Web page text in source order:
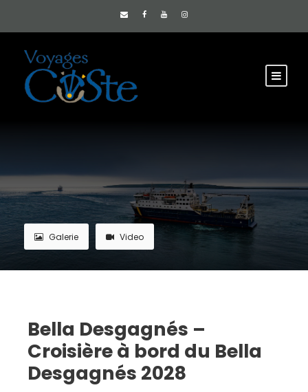
Galerie Video
Bella Desgagnés –
Croisière à bord du Bella
Desgagnés 2028